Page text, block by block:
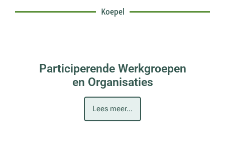
Koepel
Participerende Werkgroepen
en Organisaties
Lees meer...